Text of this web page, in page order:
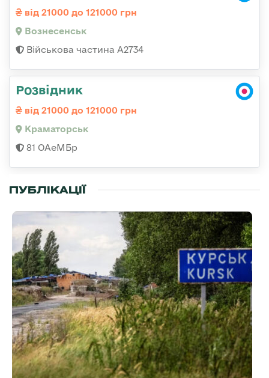
від 21000 до 121000 грн
Вознесенськ
Військова частина А2734
Розвідник
від 21000 до 121000 грн
Краматорськ
81 ОАеМБр
ПУБЛІКАЦІЇ